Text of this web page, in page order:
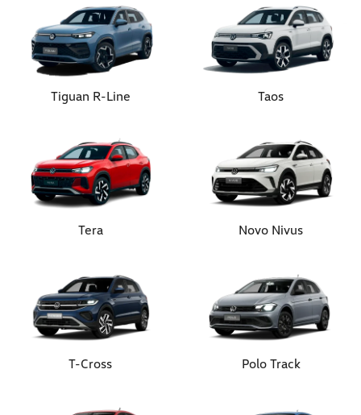
Tiguan R-Line Taos
Tera Novo Nivus
T-Cross Polo Track